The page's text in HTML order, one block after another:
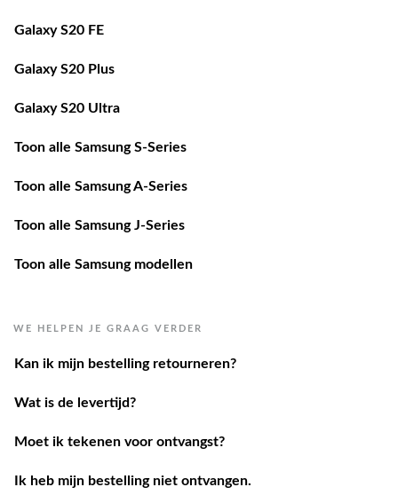
Galaxy S20 FE
Galaxy S20 Plus
Galaxy S20 Ultra
Toon alle Samsung S-Series
Toon alle Samsung A-Series
Toon alle Samsung J-Series
Toon alle Samsung modellen
WE HELPEN JE GRAAG VERDER
Kan ik mijn bestelling retourneren?
Wat is de levertijd?
Moet ik tekenen voor ontvangst?
Ik heb mijn bestelling niet ontvangen.